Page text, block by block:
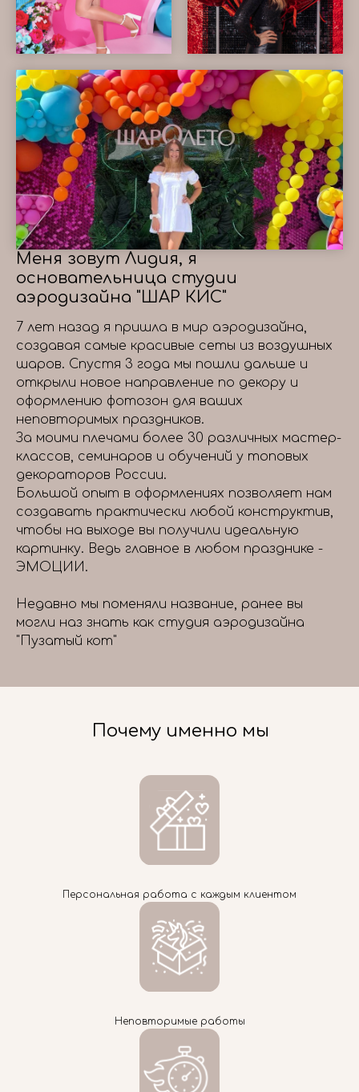
Меня зовут Лидия, я
основательница студии
аэродизайна "ШАР КИС"
7 лет назад я пришла в мир аэродизайна,
создавая самые красивые сеты из воздушных
шаров. Спустя 3 года мы пошли дальше и
открыли новое направление по декору и
оформлению фотозон для ваших
неповторимых праздников.
За моими плечами более 30 различных мастер-
классов, семинаров и обучений у топовых
декораторов России.
Большой опыт в оформлениях позволяет нам
создавать практически любой конструктив,
чтобы на выходе вы получили идеальную
картинку. Ведь главное в любом празднике -
ЭМОЦИИ.
Недавно мы поменяли название, ранее вы
могли наз знать как студия аэродизайна
"Пузатый кот"
Почему именно мы
Персональная работа с каждым клиентом
Неповторимые работы